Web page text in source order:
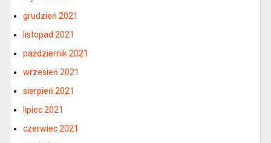
grudzień 2021
listopad 2021
październik 2021
wrzesień 2021
sierpień 2021
lipiec 2021
czerwiec 2021